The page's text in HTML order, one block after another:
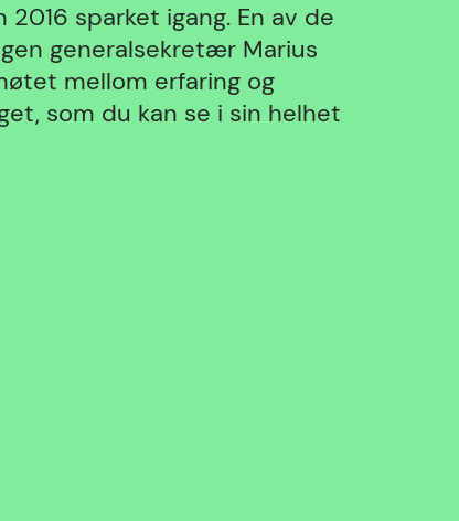
sparket igang. En av de
generalsekretær Marius
mellom erfaring og
som du kan se i sin helhet